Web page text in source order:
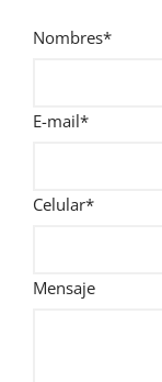
Nombres*
E-mail*
Celular*
Mensaje